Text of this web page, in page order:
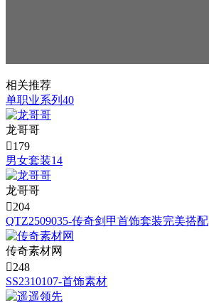
相关推荐
单职业系列40
龙哥哥
179
男女套装14
龙哥哥
204
QTZ2509035-传奇剑甲首饰套装完美搭配
传奇素材网
248
SS2310107-首饰素材